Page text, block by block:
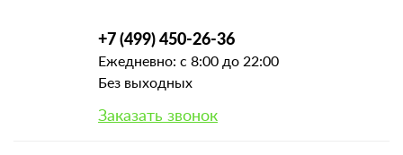
+7 (499) 450-26-36
Ежедневно: с 8:00 до 22:00
Без выходных
Заказать звонок